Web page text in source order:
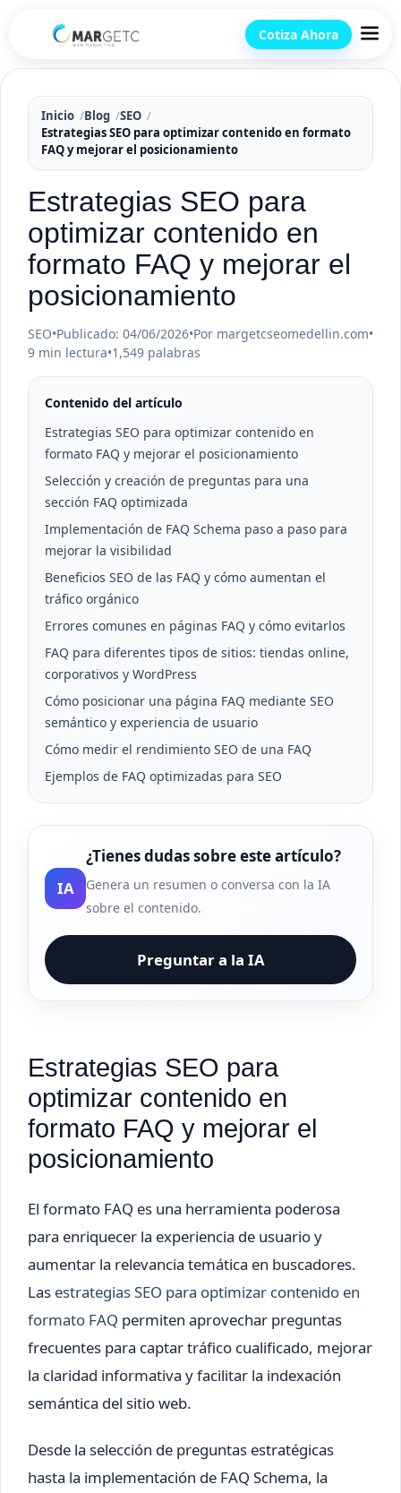
Cotiza Ahora
Inicio Blog
SEO
Estrategias SEO para optimizar contenido en formato
FAQ y mejorar el posicionamiento
Estrategias SEO para
optimizar contenido en
formato FAQ y mejorar el
posicionamiento
SEO•Publicado: 04/06/2026•Por margetcseomedellin.com•
9 min lectura•1,549 palabras
Contenido del artículo
Estrategias SEO para optimizar contenido en
formato FAQ y mejorar el posicionamiento
Selección y creación de preguntas para una
sección FAQ optimizada
Implementación de FAQ Schema paso a paso para
mejorar la visibilidad
Beneficios SEO de las FAQ y cómo aumentan el
tráfico orgánico
Errores comunes en páginas FAQ y cómo evitarlos
FAQ para diferentes tipos de sitios: tiendas online,
corporativos y WordPress
Cómo posicionar una página FAQ mediante SEO
semántico y experiencia de usuario
Cómo medir el rendimiento SEO de una FAQ
Ejemplos de FAQ optimizadas para SEO
IA
¿Tienes dudas sobre este artículo?
Genera un resumen o conversa con la IA
sobre el contenido.
Preguntar a la IA
Estrategias SEO para
optimizar contenido en
formato FAQ y mejorar el
posicionamiento
El formato FAQ es una herramienta poderosa
para enriquecer la experiencia de usuario y
aumentar la relevancia temática en buscadores.
Las estrategias SEO para optimizar contenido en
formato FAQ permiten aprovechar preguntas
frecuentes para captar tráfico cualificado, mejorar
la claridad informativa y facilitar la indexación
semántica del sitio web.
Desde la selección de preguntas estratégicas
hasta la implementación de FAQ Schema, la